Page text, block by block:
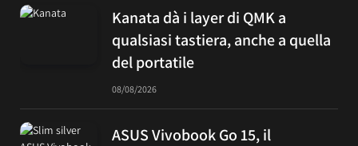
Kanata dà i layer di QMK a
qualsiasi tastiera, anche a quella
del portatile
08/08/2026
ASUS Vivobook Go 15, il